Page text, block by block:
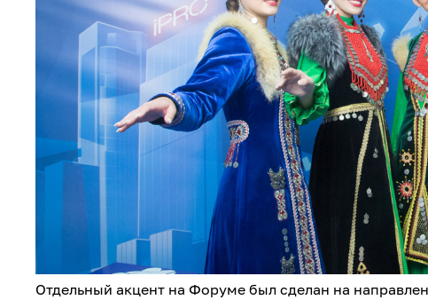
Отдельный акцент на Форуме был сделан на